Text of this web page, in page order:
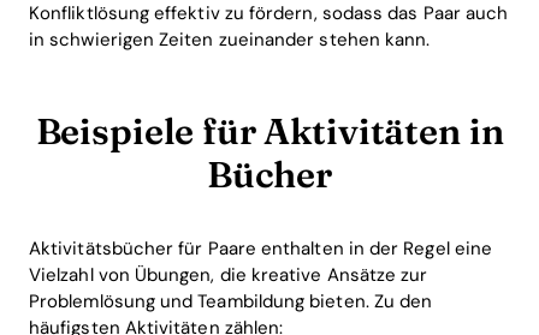
Konfliktlösung effektiv zu fördern, sodass das Paar auch
in schwierigen Zeiten zueinander stehen kann.
Beispiele für Aktivitäten in
Bücher
Aktivitätsbücher für Paare enthalten in der Regel eine
Vielzahl von Übungen, die kreative Ansätze zur
Problemlösung und Teambildung bieten. Zu den
häufigsten Aktivitäten zählen: